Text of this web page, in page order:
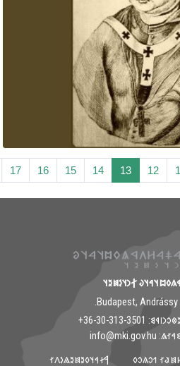
13
14
15
16
17
𐲀𐳇𐳀𐳦𐳓𐳉𐳯𐳉𐳖𐳋𐳤𐳐